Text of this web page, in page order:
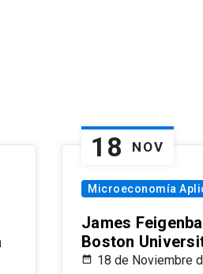
18 NOV
Microeconomía
James
Boston
18 de Noviembre